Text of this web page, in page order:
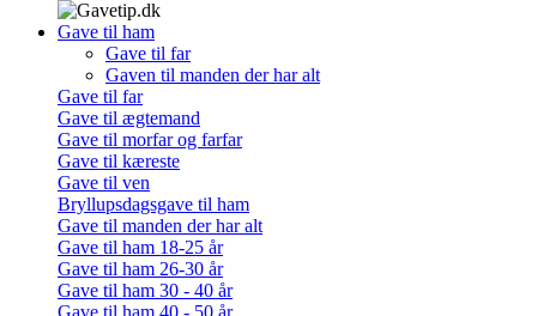
Gave til ham
Gave til far
Gaven til manden der har alt
Gave til far
Gave til ægtemand
Gave til morfar og farfar
Gave til kæreste
Gave til ven
Bryllupsdagsgave til ham
Gave til manden der har alt
Gave til ham 18-25 år
Gave til ham 26-30 år
Gave til ham 30 - 40 år
Gave til ham 40 - 50 år